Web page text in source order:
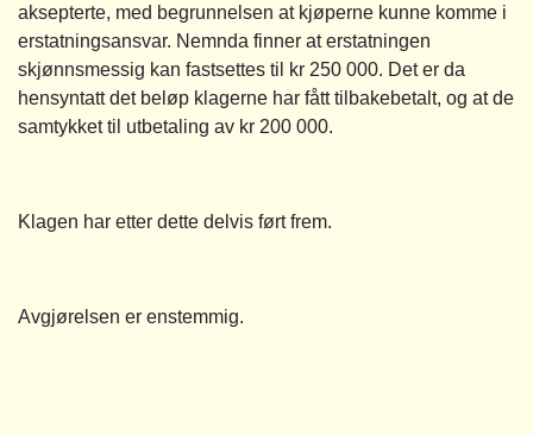
aksepterte, med begrunnelsen at kjøperne kunne komme i
erstatningsansvar. Nemnda finner at erstatningen
skjønnsmessig kan fastsettes til kr 250 000. Det er da
hensyntatt det beløp klagerne har fått tilbakebetalt, og at de
samtykket til utbetaling av kr 200 000.
Klagen har etter dette delvis ført frem.
Avgjørelsen er enstemmig.